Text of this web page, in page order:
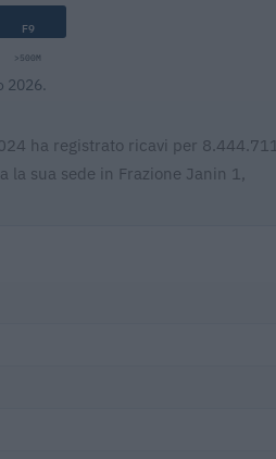
F9
>500M
ha registrato ricavi per 8.444.711
sua sede in Frazione Janin 1,